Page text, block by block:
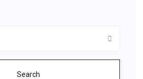
Search